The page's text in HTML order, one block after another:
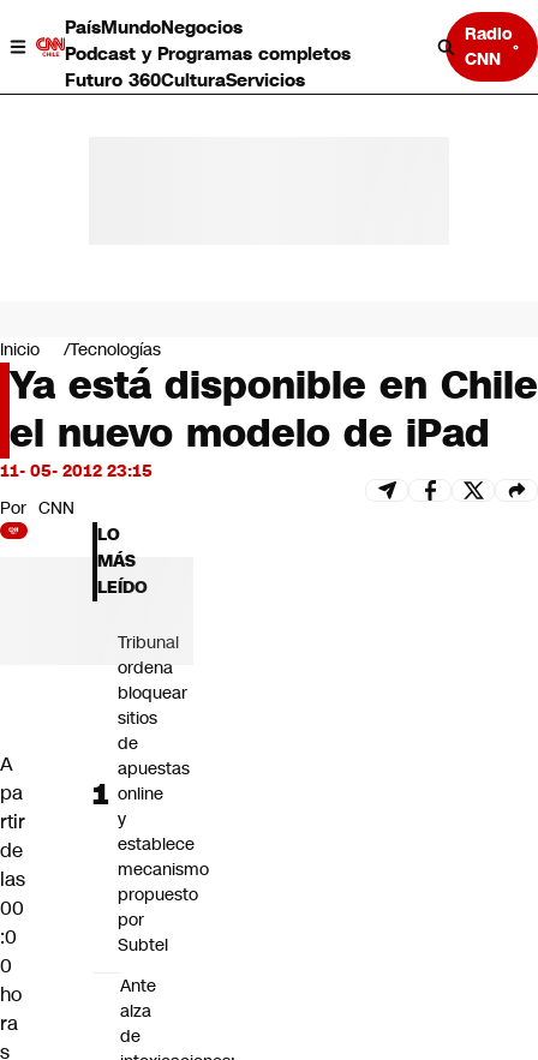
PaísMundoNegocios
Podcast y Programas completos
Futuro 360CulturaServicios
Radio
CNN
Negocios
Deportes
Programas completos
Cultura
Servicios
Bits
CNN Data
CNN tiempo
Futuro 360
Inicio Tecnologías
Ya está disponible en Chile
el nuevo modelo de iPad
11- 05- 2012 23:15
Por CNN
A
pa
rtir
de
las
00
:0
0
ho
ra
s
LO
MÁS
LEÍDO
Tribunal
ordena
bloquear
sitios
de
apuestas
online
y
establece
mecanismo
propuesto
por
Subtel
Ante
alza
de